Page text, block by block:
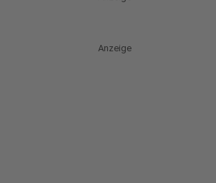
Anzeige